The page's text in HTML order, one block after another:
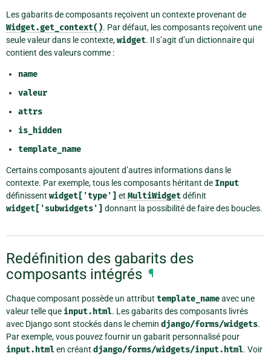
Les gabarits de composants reçoivent un contexte provenant de
Widget.get_context(). Par défaut, les composants reçoivent une
seule valeur dans le contexte,widget. Il s’agit d’un dictionnaire qui
contient des valeurs comme :
name
valeur
attrs
is_hidden
template_name
Certains composants ajoutent d’autres informations dans le
contexte. Par exemple, tous les composants héritant de Input
définissent widget['type'] et MultiWidgetdéfinit
widget['subwidgets'] donnant la possibilité de faire des boucles.
Redéfinition des gabarits des
composants intégrés ¶
Chaque composant possède un attribut template_nameavec une
valeur telle que input.html. Les gabarits des composants livrés
avec Django sont stockés dans le chemin django/forms/widgets.
Par exemple, vous pouvez fournir un gabarit personnalisé pour
input.htmlen créant django/forms/widgets/input.html. Voir